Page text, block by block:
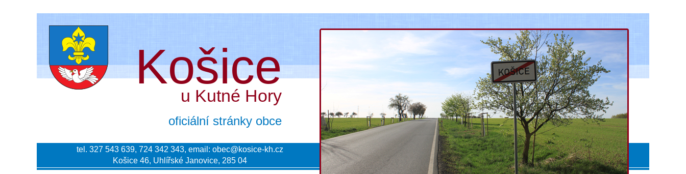
Košice
u Kutné Hory
oficiální stránky obce
tel. 327 543 639, 724 342 343, email: obec@kosice-kh.cz
Košice 46, Uhlířské Janovice, 285 04